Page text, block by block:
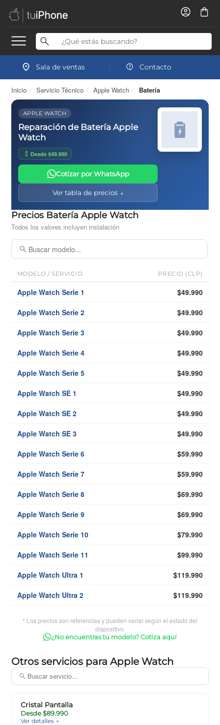
Sala de ventas Contacto
Inicio / Servicio Técnico / Apple Watch / Batería
APPLE WATCH
Reparación de Batería Apple
Watch
Desde $49.990
Cotizar por WhatsApp
Ver tabla de precios ↓
Precios Batería Apple Watch
Todos los valores incluyen instalación
MODELO / SERVICIO PRECIO (CLP)
Apple Watch Serie 1 $49.990
Apple Watch Serie 2 $49.990
Apple Watch Serie 3 $49.990
Apple Watch Serie 4 $49.990
Apple Watch Serie 5 $49.990
Apple Watch SE 1 $49.990
Apple Watch SE 2 $49.990
Apple Watch SE 3 $49.990
Apple Watch Serie 6 $59.990
Apple Watch Serie 7 $59.990
Apple Watch Serie 8 $69.990
Apple Watch Serie 9 $69.990
Apple Watch Serie 10 $79.990
Apple Watch Serie 11 $99.990
Apple Watch Ultra 1 $119.990
Apple Watch Ultra 2 $119.990
* Los precios son referencias y pueden variar según el estado del
dispositivo.
¿No encuentras tu modelo? Cotiza aquí
Otros servicios para Apple Watch
Cristal Pantalla
Desde $89.990
Ver detalles →